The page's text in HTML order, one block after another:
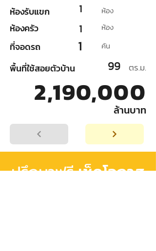
ห้องรับแขก
1
ห้อง
ห้องครัว
ที่จอดรถ
1
1
ห้อง
คัน
พื้นที่ใช้สอยตัวบ้าน 99 ตร.ม.
2,190,000
ล้านบาท
ปรึกษาฟรีเช็คโอกาส